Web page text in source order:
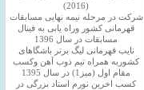
(2016)
شرکت در مرحله نیمه نهایی مسابقات
قهرمانی کشور وراه یابی به فینال
مسابقات در سال 1396
نایب قهرمانی لیگ برتر باشگاهای
کشوربه همراه تیم ذوب آهن وکسب
مقام اول (میز1) در سال 1395
کسب اخرین نورم استاد بزرگی در